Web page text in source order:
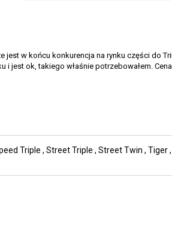
w końcu konkurencja na rynku części do
i jest ok, takiego właśnie potrzebowałem.
Triple , Street Triple , Street Twin , Tiger,